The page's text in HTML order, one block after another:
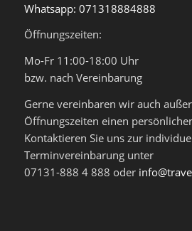
Whatsapp: 071318884888
Öffnungszeiten:
Mo-Fr 11:00-18:00 Uhr
bzw. nach Vereinbarung
Gerne vereinbaren wir auch
Öffnungszeiten einen
Kontaktieren Sie uns zur
Terminvereinbarung unter
07131-888 4 888 oder